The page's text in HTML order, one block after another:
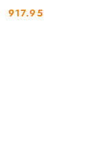
Cena:
917.95